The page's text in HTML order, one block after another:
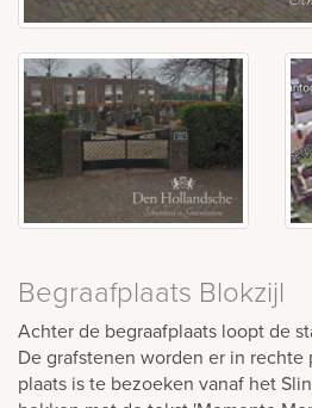
Begraafplaats Blokzijl
Achter de begraafplaats loopt de
De grafstenen worden er in rechte
plaats is te bezoeken vanaf het